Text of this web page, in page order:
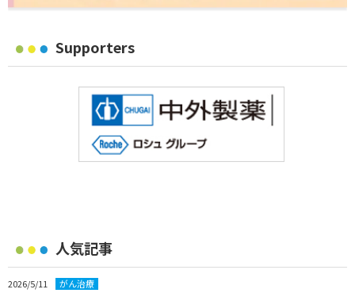
Supporters
人気記事
2026/5/11 がん治療